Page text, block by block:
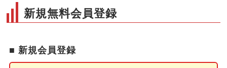
新規無料会員登録